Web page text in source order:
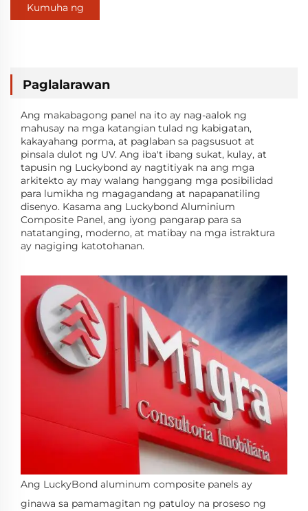
Kumuha ng
Paglalarawan
Ang makabagong panel na ito ay nag-aalok ng
mahusay na mga katangian tulad ng kabigatan,
kakayahang porma, at paglaban sa pagsusuot at
pinsala dulot ng UV. Ang iba't ibang sukat, kulay, at
tapusin ng Luckybond ay nagtitiyak na ang mga
arkitekto ay may walang hanggang mga posibilidad
para lumikha ng magagandang at napapanatiling
disenyo. Kasama ang Luckybond Aluminium
Composite Panel, ang iyong pangarap para sa
natatanging, moderno, at matibay na mga istraktura
ay nagiging katotohanan.
Ang LuckyBond aluminum composite panels ay
ginawa sa pamamagitan ng patuloy na proseso ng